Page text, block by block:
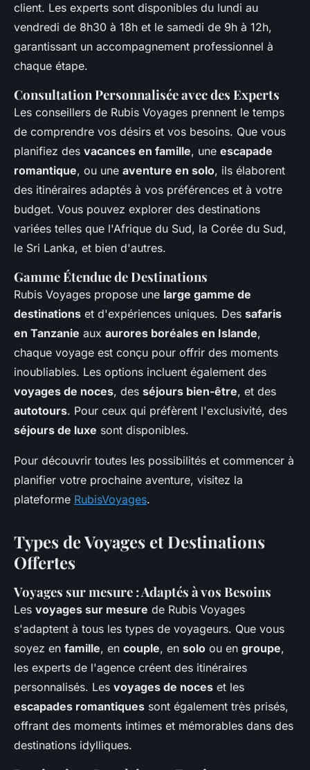
client. Les experts sont disponibles du lundi au
vendredi de 8h30 à 18h et le samedi de 9h à 12h,
garantissant un accompagnement professionnel à
chaque étape.
Consultation Personnalisée avec des Experts
Les conseillers de Rubis Voyages prennent le temps
de comprendre vos désirs et vos besoins. Que vous
planifiez des vacances en famille, une escapade
romantique, ou une aventure en solo, ils élaborent
des itinéraires adaptés à vos préférences et à votre
budget. Vous pouvez explorer des destinations
variées telles que l'Afrique du Sud, la Corée du Sud,
le Sri Lanka, et bien d'autres.
Gamme Étendue de Destinations
Rubis Voyages propose une large gamme de
destinations et d'expériences uniques. Des safaris
en Tanzanie aux aurores boréales en Islande,
chaque voyage est conçu pour offrir des moments
inoubliables. Les options incluent également des
voyages de noces, des séjours bien-être, et des
autotours. Pour ceux qui préfèrent l'exclusivité, des
séjours de luxe sont disponibles.
Pour découvrir toutes les possibilités et commencer à
planifier votre prochaine aventure, visitez la
plateforme RubisVoyages.
Types de Voyages et Destinations
Offertes
Voyages sur mesure : Adaptés à vos Besoins
Les voyages sur mesure de Rubis Voyages
s'adaptent à tous les types de voyageurs. Que vous
soyez en famille, en couple, en solo ou en groupe,
les experts de l'agence créent des itinéraires
personnalisés. Les voyages de noces et les
escapades romantiques sont également très prisés,
offrant des moments intimes et mémorables dans des
destinations idylliques.